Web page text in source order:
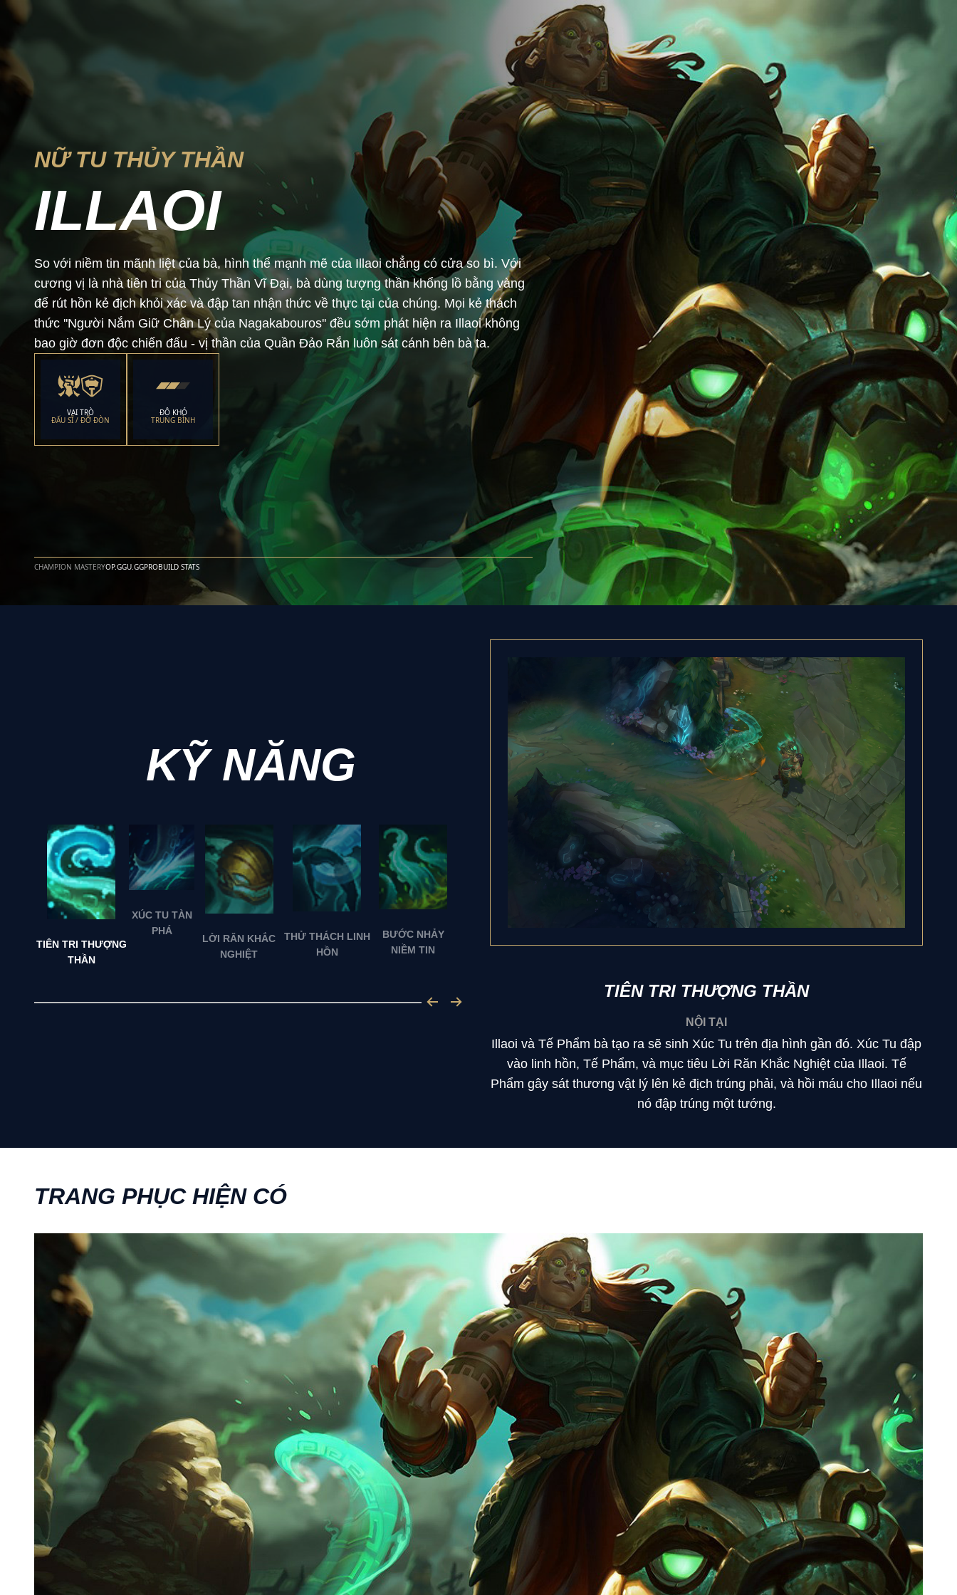
NỮ TU THỦY THẦN
ILLAOI
So với niềm tin mãnh liệt của bà, hình thể mạnh mẽ của Illaoi chẳng có cửa so bì. Với
cương vị là nhà tiên tri của Thủy Thần Vĩ Đại, bà dùng tượng thần khổng lồ bằng vàng
để rút hồn kẻ địch khỏi xác và đập tan nhận thức về thực tại của chúng. Mọi kẻ thách
thức ''Người Nắm Giữ Chân Lý của Nagakabouros'' đều sớm phát hiện ra Illaoi không
bao giờ đơn độc chiến đấu - vị thần của Quần Đảo Rắn luôn sát cánh bên bà ta.
VAI TRÒ
ĐẤU SĨ / ĐỠ ĐÒN
ĐỘ KHÓ
TRUNG BÌNH
CHAMPION MASTERYOP.GGU.GGPROBUILD STATS
KỸ NĂNG
TIÊN TRI THƯỢNG
THẦN
XÚC TU TÀN
PHÁ
LỜI RĂN KHẮC
NGHIỆT
THỬ THÁCH LINH
HỒN
BƯỚC NHẢY
NIỀM TIN
TIÊN TRI THƯỢNG THẦN
NỘI TẠI
Illaoi và Tế Phẩm bà tạo ra sẽ sinh Xúc Tu trên địa hình gần đó. Xúc Tu đập
vào linh hồn, Tế Phẩm, và mục tiêu Lời Răn Khắc Nghiệt của Illaoi. Tế
Phẩm gây sát thương vật lý lên kẻ địch trúng phải, và hồi máu cho Illaoi nếu
nó đập trúng một tướng.
TRANG PHỤC HIỆN CÓ